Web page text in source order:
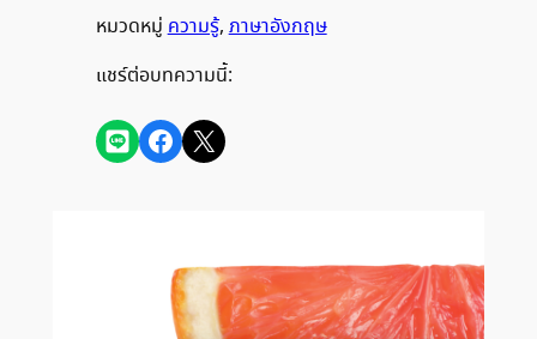
หมวดหมู่ความรู้, ภาษาอังกฤษ
แชร์ต่อบทความนี้:
Share on LINEShare on Facebook
Share on X